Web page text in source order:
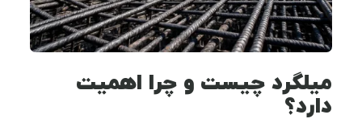
میلگرد چیست و چرا اهمیت
دارد؟